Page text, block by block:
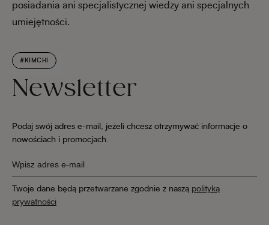
posiadania ani specjalistycznej wiedzy ani specjalnych
umiejętności.
#KIMCHI
Newsletter
Podaj swój adres e-mail, jeżeli chcesz otrzymywać informacje o
nowościach i promocjach.
Twoje dane będą przetwarzane zgodnie z naszą polityką
prywatności